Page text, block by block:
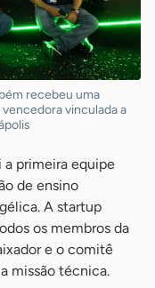
recebeu uma
vinculada a
primeira equipe
de ensino
A startup
os membros da
e o comitê
missão técnica.